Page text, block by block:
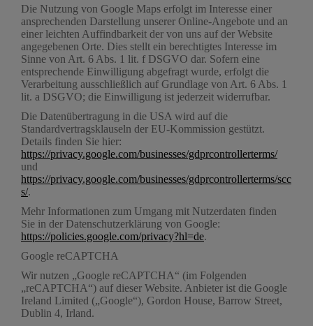
Die Nutzung von Google Maps erfolgt im Interesse einer
ansprechenden Darstellung unserer Online-Angebote und an
einer leichten Auffindbarkeit der von uns auf der Website
angegebenen Orte. Dies stellt ein berechtigtes Interesse im
Sinne von Art. 6 Abs. 1 lit. f DSGVO dar. Sofern eine
entsprechende Einwilligung abgefragt wurde, erfolgt die
Verarbeitung ausschließlich auf Grundlage von Art. 6 Abs. 1
lit. a DSGVO; die Einwilligung ist jederzeit widerrufbar.
Die Datenübertragung in die USA wird auf die
Standardvertragsklauseln der EU-Kommission gestützt.
Details finden Sie hier:
https://privacy.google.com/businesses/gdprcontrollerterms/
und
https://privacy.google.com/businesses/gdprcontrollerterms/scc
s/.
Mehr Informationen zum Umgang mit Nutzerdaten finden
Sie in der Datenschutzerklärung von Google:
https://policies.google.com/privacy?hl=de.
Google reCAPTCHA
Wir nutzen „Google reCAPTCHA“ (im Folgenden
„reCAPTCHA“) auf dieser Website. Anbieter ist die Google
Ireland Limited („Google“), Gordon House, Barrow Street,
Dublin 4, Irland.